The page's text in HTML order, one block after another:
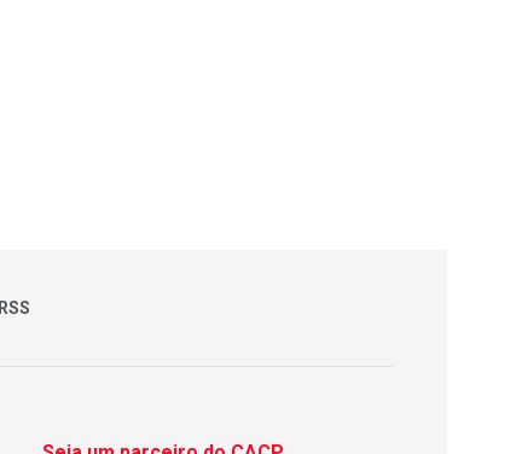
RSS